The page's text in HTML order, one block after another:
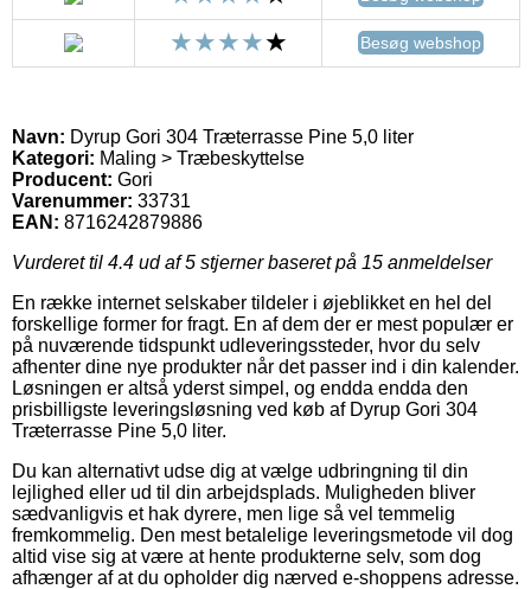
Besøg webshop
Navn: Dyrup Gori 304 Træterrasse Pine 5,0 liter
Kategori: Maling > Træbeskyttelse
Producent: Gori
Varenummer: 33731
EAN: 8716242879886
Vurderet til 4.4 ud af 5 stjerner baseret på 15 anmeldelser
En række internet selskaber tildeler i øjeblikket en hel del
forskellige former for fragt. En af dem der er mest populær er
på nuværende tidspunkt udleveringssteder, hvor du selv
afhenter dine nye produkter når det passer ind i din kalender.
Løsningen er altså yderst simpel, og endda endda den
prisbilligste leveringsløsning ved køb af Dyrup Gori 304
Træterrasse Pine 5,0 liter.
Du kan alternativt udse dig at vælge udbringning til din
lejlighed eller ud til din arbejdsplads. Muligheden bliver
sædvanligvis et hak dyrere, men lige så vel temmelig
fremkommelig. Den mest betalelige leveringsmetode vil dog
altid vise sig at være at hente produkterne selv, som dog
afhænger af at du opholder dig nærved e-shoppens adresse.